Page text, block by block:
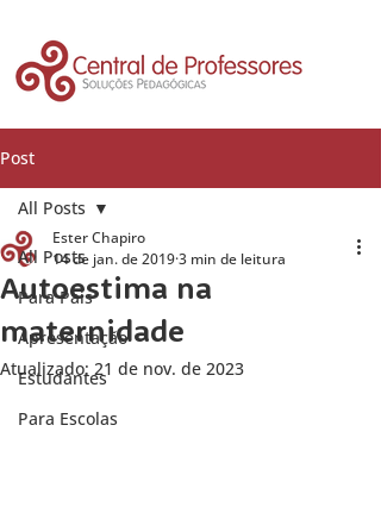
Post
All Posts
Para Pais
Apresentação
Estudantes
Para Escolas
All Posts
Autoestima na
maternidade
Ester Chapiro
14 de jan. de 20193 min de leitura
Atualizado: 21 de nov. de 2023